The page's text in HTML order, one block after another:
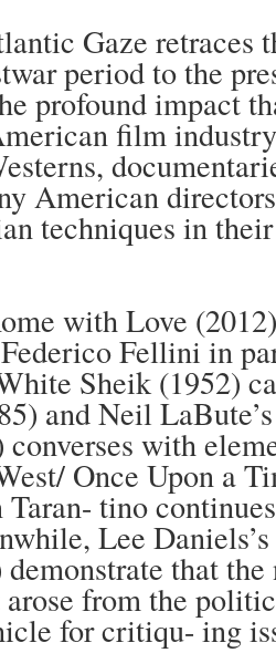
Gaze
period to the
profound impact
film
American
techniques in
with Love
Fellini in
Sheik (1952)
and Neil
with
Once Upon a
Taran- tino
Lee
that
from the
for critiqu- ing